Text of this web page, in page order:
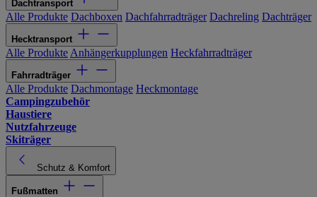
Dachtransport
Alle Produkte Dachboxen Dachfahrradträger Dachreling Dachträger
Hecktransport
Alle Produkte Anhängerkupplungen Heckfahrradträger
Fahrradträger
Alle Produkte Dachmontage Heckmontage
Campingzubehör
Haustiere
Nutzfahrzeuge
Skiträger
Schutz & Komfort
Fußmatten